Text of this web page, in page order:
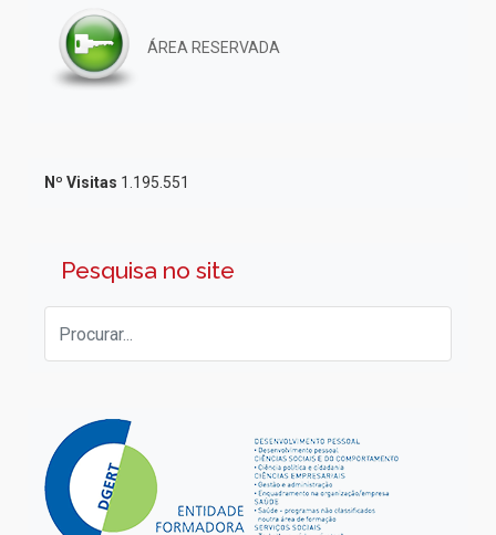
ÁREA RESERVADA
Nº Visitas 1.195.551
Pesquisa no site